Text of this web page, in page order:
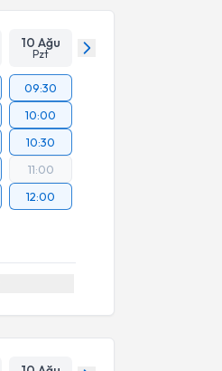
10 Ağu
Pzt
09:30
10:00
10:30
11:00
12:00